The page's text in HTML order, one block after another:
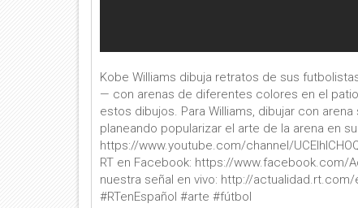
Kobe Williams dibuja retratos de sus
— con arenas de diferentes colores en el
estos dibujos. Para Williams, dibujar con
planeando popularizar el arte de la arena en
https://www.youtube.com/channel/
RT en Facebook: https://www.facebook.com/
nuestra señal en vivo: http://actualidad.rt.com/
#RTenEspañol #arte #fútbol